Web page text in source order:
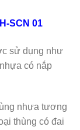
SCN 01
sử dụng như
có nắp
nhựa tương
thùng có đai